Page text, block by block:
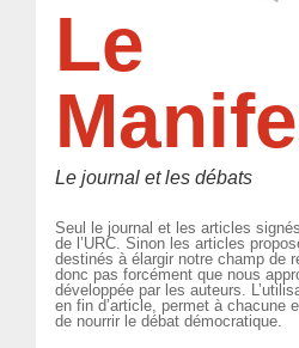
Le
Le journal et les débats
Seul le journal et les articles
de l’URC. Sinon les articles
destinés à élargir notre champ de
donc pas forcément que nous
développée par les auteurs.
en fin d’article, permet à chacune
de nourrir le débat démocratique.